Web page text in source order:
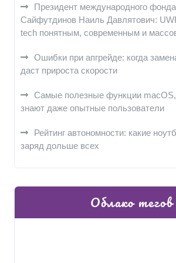
Президент международного
Сайфутдинов Наиль Давлятович:
tech понятным, современным и
Ошибки при апгрейде: когда
даст прироста скорости
Самые полезные функции
знают даже опытные пользователи
Рейтинг автономности: какие
заряд дольше всех
Облако тегов